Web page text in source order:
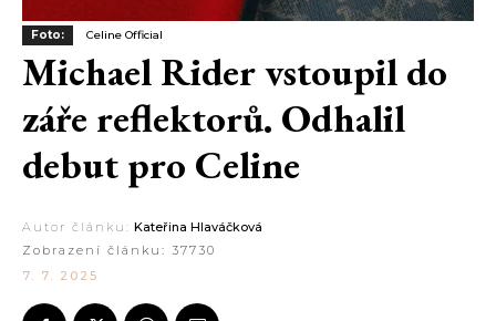
Foto: Celine Official
Michael Rider vstoupil do
záře reflektorů. Odhalil
debut pro Celine
Autor článku: Kateřina Hlaváčková
Zobrazení článku: 37730
7. 7. 2025